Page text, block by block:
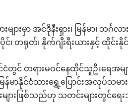
ာ အင်ဒိုနီးရှား၊ မြန်မာ၊ ဘင်္ဂလား
၊ တရုတ်၊ နိုက်ဂျီးရီးယားနှင့် ထိုင်းနို
တွင် တရားမဝင်နေထိုင်သူဦးရေအမျ
မာနိုင်ငံသားရွှေ့ပြောင်းအလုပ်သမား
ျားဖြစ်သည်ဟု သတင်းများတွင်ရေ